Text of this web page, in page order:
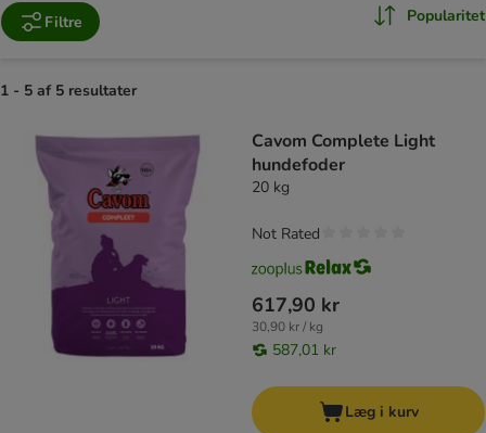
Filtre Popularitet
1 - 5 af 5 resultater
Cavom Complete Light
hundefoder
20 kg
617,90 kr
30,90 kr / kg
587,01 kr
Not Rated
Læg i kurv